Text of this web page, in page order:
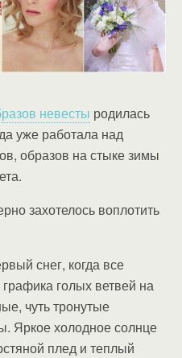
невесты родилась
уже работала над
образов на стыке зимы
захотелось воплотить
снег, когда все
голых ветвей на
чуть тронутые
Яркое холодное солнце
плед и теплый